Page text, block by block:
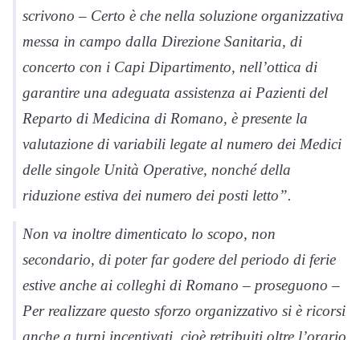
scrivono – Certo è che nella soluzione organizzativa
messa in campo dalla Direzione Sanitaria, di
concerto con i Capi Dipartimento, nell’ottica di
garantire una adeguata assistenza ai Pazienti del
Reparto di Medicina di Romano, è presente la
valutazione di variabili legate al numero dei Medici
delle singole Unità Operative, nonché della
riduzione estiva dei numero dei posti letto”.
Non va inoltre dimenticato lo scopo, non
secondario, di poter far godere del periodo di ferie
estive anche ai colleghi di Romano – proseguono –
Per realizzare questo sforzo organizzativo si è ricorsi
anche a turni incentivati, cioè retribuiti oltre l’orario